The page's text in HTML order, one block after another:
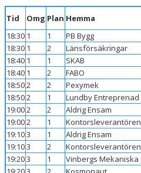
Tid Omg Plan Hemma
18:30 1 1 PB Bygg
18:30 1 2 Länsförsäkringar
18:40 1 1 SKAB
18:40 1 2 FABO
18:502 2 Pexymek
18:502 1 Lundby Entreprenad
19:002 2 Aldrig Ensam
19:002 1 Kontorsleverantören
19:103 1 Aldrig Ensam
19:103 2 Kontorsleverantören
19:203 1 Vinbergs Mekaniska